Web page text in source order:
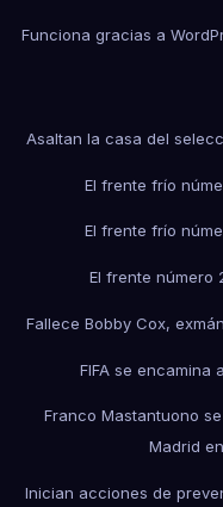
Funciona gracias a
Asaltan la casa del
El frente frío
El frente frío
El frente número
Fallece Bobby Cox,
FIFA se encamina
Franco Mastantuono
Madrid
Inician acciones de